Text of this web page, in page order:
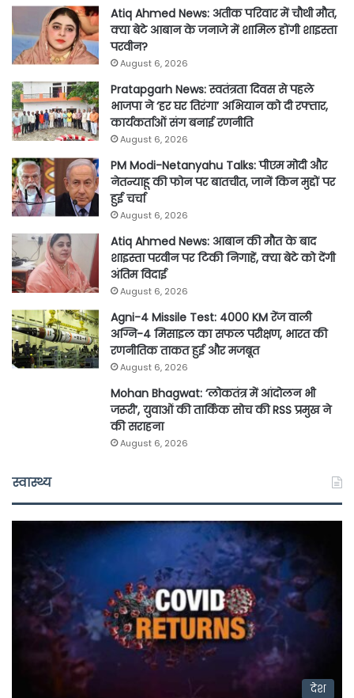
Atiq Ahmed News: अतीक परिवार में चौथी मौत,
क्या बेटे आबान के जनाजे में शामिल होंगी शाइस्ता
परवीन?
August 6, 2026
Pratapgarh News: स्वतंत्रता दिवस से पहले
भाजपा ने ‘हर घर तिरंगा’ अभियान को दी रफ्तार,
कार्यकर्ताओं संग बनाई रणनीति
August 6, 2026
PM Modi-Netanyahu Talks: पीएम मोदी और
नेतन्याहू की फोन पर बातचीत, जानें किन मुद्दों पर
हुई चर्चा
August 6, 2026
Atiq Ahmed News: आबान की मौत के बाद
शाइस्ता परवीन पर टिकी निगाहें, क्या बेटे को देंगी
अंतिम विदाई
August 6, 2026
Agni-4 Missile Test: 4000 KM रेंज वाली
अग्नि-4 मिसाइल का सफल परीक्षण, भारत की
रणनीतिक ताकत हुई और मजबूत
August 6, 2026
Mohan Bhagwat: ‘लोकतंत्र में आंदोलन भी
जरूरी’, युवाओं की तार्किक सोच की RSS प्रमुख ने
की सराहना
August 6, 2026
स्वास्थ्य
देश